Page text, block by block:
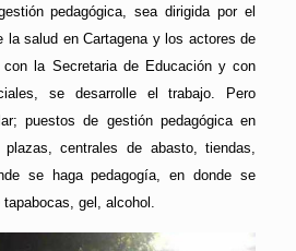
pedagógica, sea dirigida por el
la salud en Cartagena y los actores de
con la Secretaria de Educación y con
se desarrolle el trabajo. Pero
puestos de gestión pedagógica en
centrales de abasto, tiendas,
se haga pedagogía, en donde se
gel, alcohol.